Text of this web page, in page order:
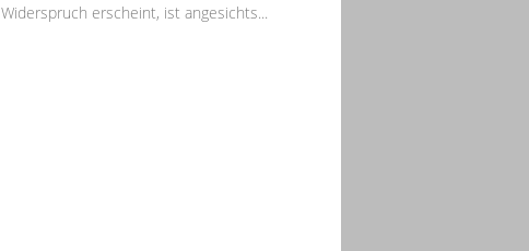
Widerspruch erscheint, ist angesichts...